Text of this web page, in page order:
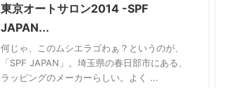
東京オートサロン2014 -SPF
JAPAN...
何じゃ、このムシエラゴわぁ？というのが、
「SPF JAPAN」。埼玉県の春日部市にある、
ラッピングのメーカーらしい。よく ...